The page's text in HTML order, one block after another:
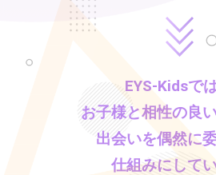
EYS-Kidsでは
お子様と相性の良
出会いを偶然に委
仕組みにして